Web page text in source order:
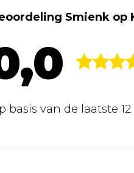
Smienk op
basis van de laatste